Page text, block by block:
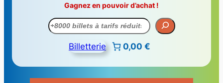
Gagnez en pouvoir d’achat !
Recherche
Billetterie 0,00 €